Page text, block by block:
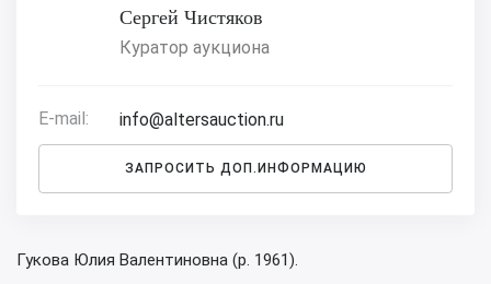
Сергей Чистяков
Куратор аукциона
E-mail: info@altersauction.ru
ЗАПРОСИТЬ ДОП.ИНФОРМАЦИЮ
Гукова Юлия Валентиновна (р. 1961).